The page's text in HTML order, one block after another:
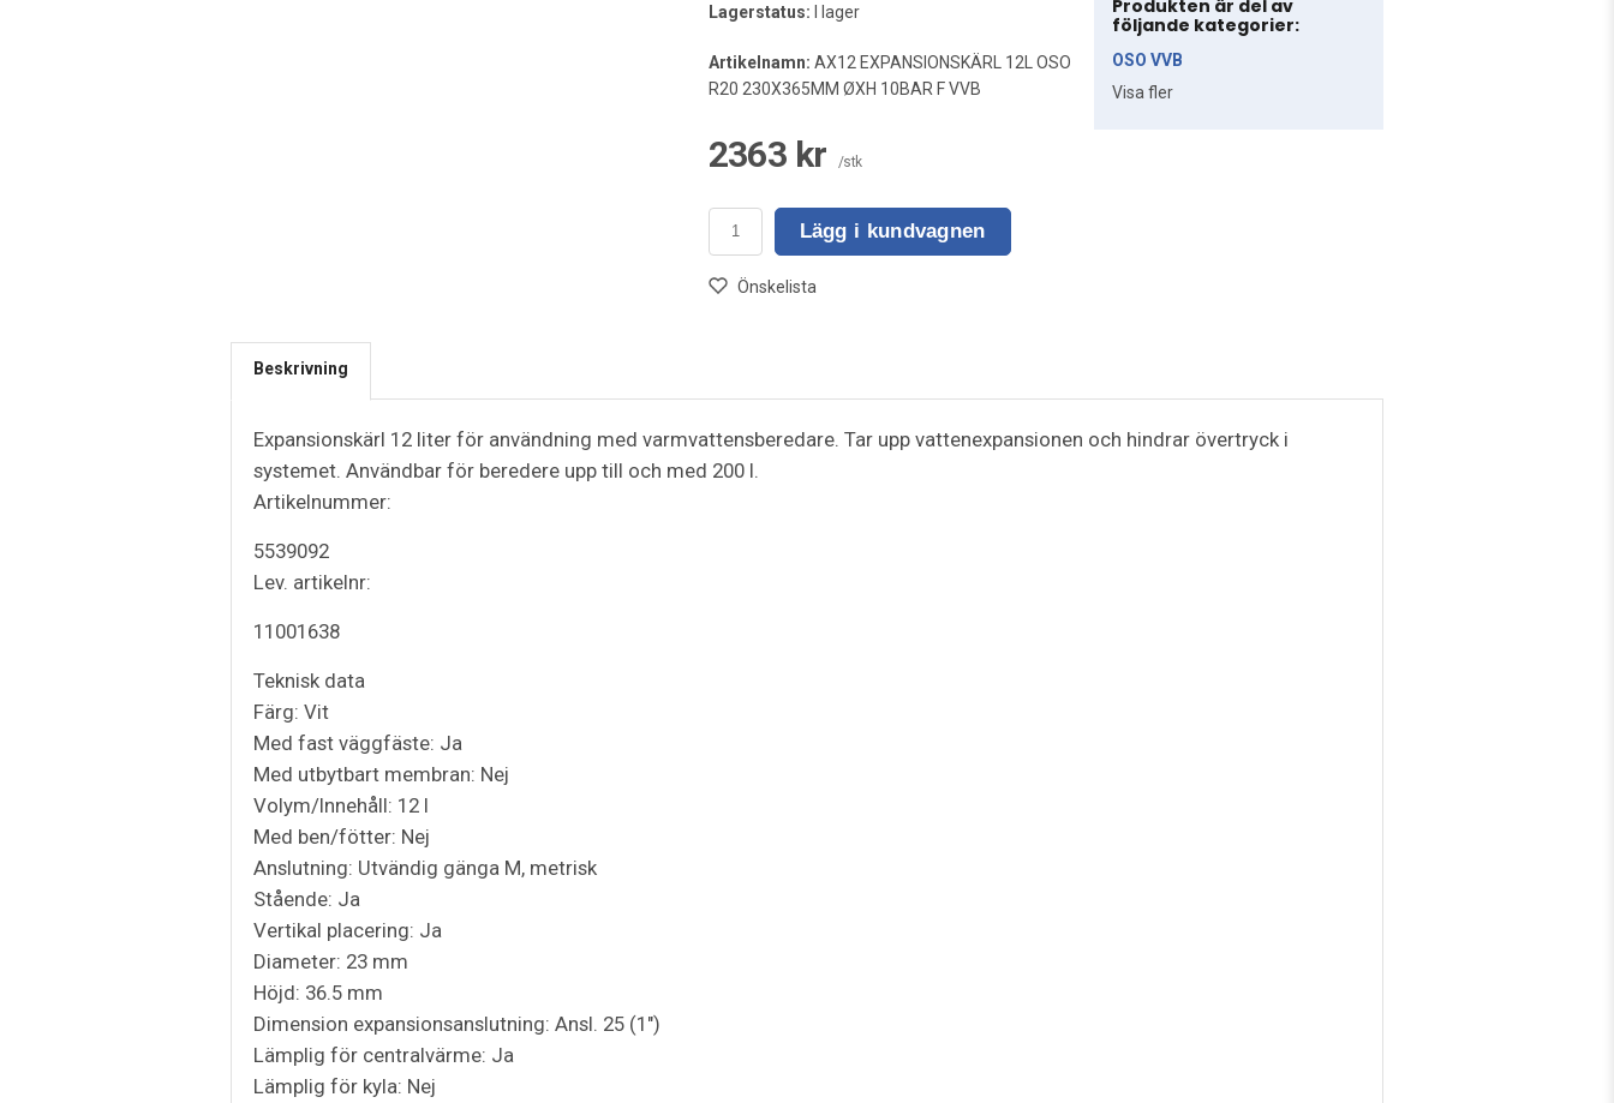
Lagerstatus: I lager
Artikelnamn: AX12 EXPANSIONSKÄRL 12L OSO
R20 230X365MM ØXH 10BAR F VVB
2363 kr /stk
Lägg i kundvagnen
Önskelista
Produkten är del av
följande kategorier:
OSO VVB
Visa fler
Beskrivning
Expansionskärl 12 liter för användning med varmvattensberedare. Tar upp vattenexpansionen och hindrar övertryck i
systemet. Användbar för beredere upp till och med 200 l.
Artikelnummer:
5539092
Lev. artikelnr:
11001638
Teknisk data
Färg: Vit
Med fast väggfäste: Ja
Med utbytbart membran: Nej
Volym/Innehåll: 12 l
Med ben/fötter: Nej
Anslutning: Utvändig gänga M, metrisk
Stående: Ja
Vertikal placering: Ja
Diameter: 23 mm
Höjd: 36.5 mm
Dimension expansionsanslutning: Ansl. 25 (1")
Lämplig för centralvärme: Ja
Lämplig för kyla: Nej